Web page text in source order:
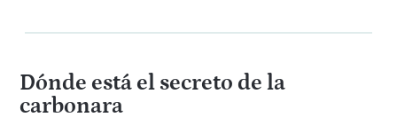
Dónde está el secreto de la
carbonara